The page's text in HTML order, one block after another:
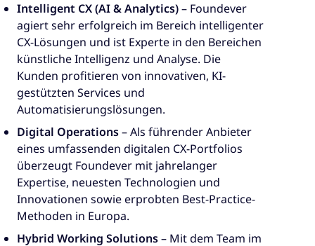
Intelligent CX (AI & Analytics)– Foundever
agiert sehr erfolgreich im Bereich intelligenter
CX-Lösungen und ist Experte in den Bereichen
künstliche Intelligenz und Analyse. Die
Kunden profitieren von innovativen, KI-
gestützten Services und
Automatisierungslösungen.
Digital Operations– Als führender Anbieter
eines umfassenden digitalen CX-Portfolios
überzeugt Foundever mit jahrelanger
Expertise, neuesten Technologien und
Innovationen sowie erprobten Best-Practice-
Methoden in Europa.
Hybrid Working Solutions– Mit dem Team im